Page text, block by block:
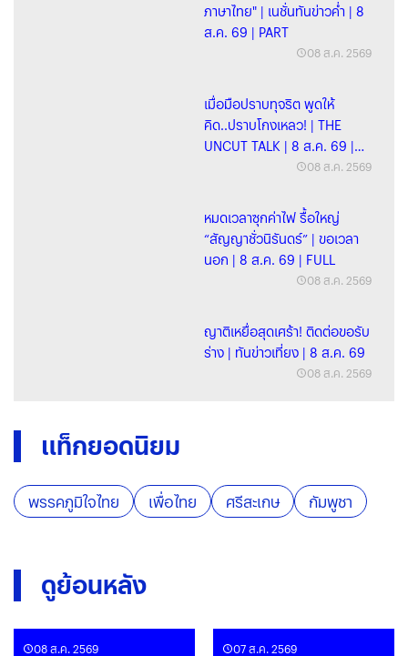
ภาษาไทย" | เนชั่นทันข่าวค่ำ | 8
ส.ค. 69 | PART
08 ส.ค. 2569
เมื่อมือปราบทุจริต พูดให้
คิด..ปราบโกงเหลว! | THE
UNCUT TALK | 8 ส.ค. 69 |
08 ส.ค. 2569
หมดเวลาซุกค่าไฟ รื้อใหญ่
“สัญญาชั่วนิรันดร์” | ขอเวลา
นอก | 8 ส.ค. 69 | FULL
08 ส.ค. 2569
ญาติเหยื่อสุดเศร้า! ติดต่อขอรับ
ร่าง | ทันข่าวเที่ยง | 8 ส.ค. 69
08 ส.ค. 2569
แท็กยอดนิยม
พรรคภูมิใจไทย เพื่อไทย ศรีสะเกษ กัมพูชา
ดูย้อนหลัง
08 ส.ค. 2569 07 ส.ค. 2569